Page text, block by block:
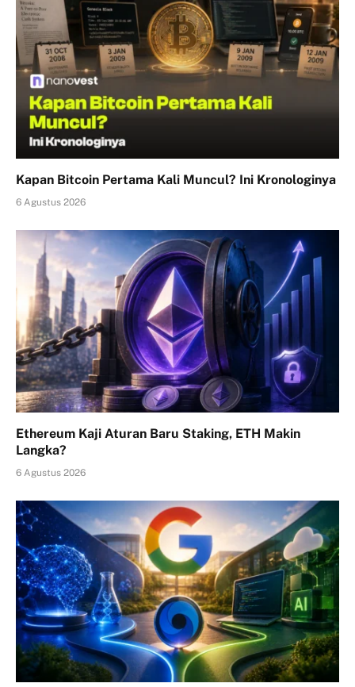
Kapan Bitcoin Pertama Kali Muncul? Ini Kronologinya
6 Agustus 2026
Ethereum Kaji Aturan Baru Staking, ETH Makin
Langka?
6 Agustus 2026